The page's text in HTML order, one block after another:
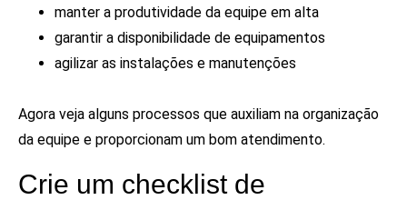
manter a produtividade da equipe em alta
garantir a disponibilidade de equipamentos
agilizar as instalações e manutenções
Agora veja alguns processos que auxiliam na organização
da equipe e proporcionam um bom atendimento.
Crie um checklist de